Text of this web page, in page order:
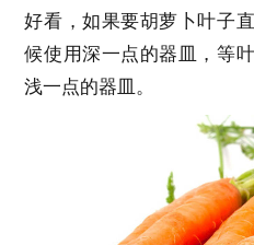
好看，如果要胡萝卜叶子
候使用深一点的器皿，等
浅一点的器皿。